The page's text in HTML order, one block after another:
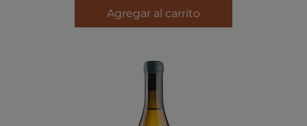
Agregar al carrito